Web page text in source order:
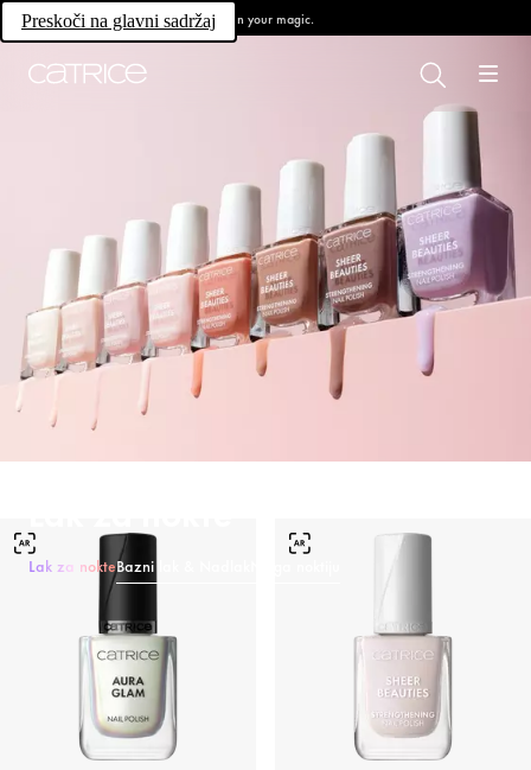
Preskoči na glavni sadržaj Own your magic.
Lak za nokteBazni lak & Nadlak